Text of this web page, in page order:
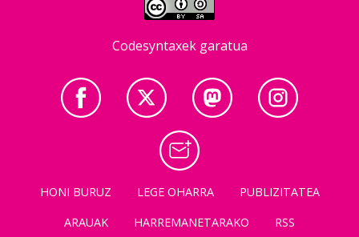
Codesyntaxek garatua
HONI BURUZ LEGE OHARRA
PUBLIZITATEA
ARAUAK
HARREMANETARAKO RSS